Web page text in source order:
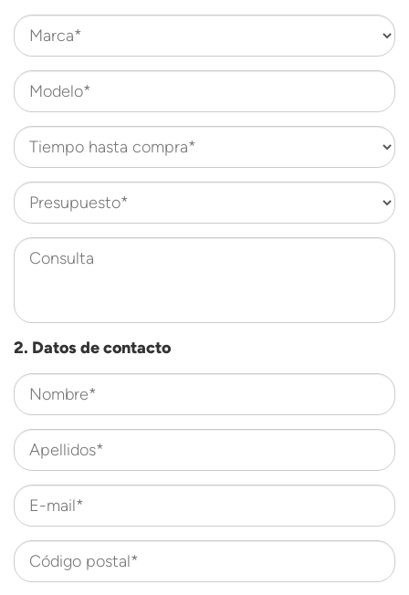
Marca*
Modelo*
Tiempo hasta compra*
Presupuesto*
Consulta
2. Datos de contacto
Nombre*
Apellidos*
E-mail*
Código postal*